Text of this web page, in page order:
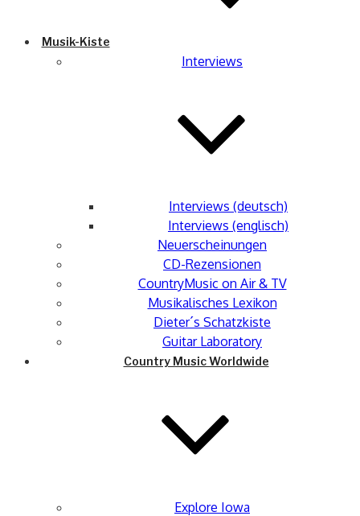
Musik-Kiste
Interviews
Interviews (deutsch)
Interviews (englisch)
Neuerscheinungen
CD-Rezensionen
CountryMusic on Air & TV
Musikalisches Lexikon
Dieter´s Schatzkiste
Guitar Laboratory
Country Music Worldwide
Explore Iowa